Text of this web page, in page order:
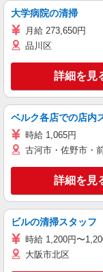
大学病院の清掃
月給 273,650円
品川区
詳細を見
ベルク各店での店内
時給 1,065円
古河市・佐野市・
詳細を見
ビルの清掃スタッフ
時給 1,200円〜
大阪市北区